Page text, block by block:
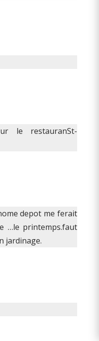
le restauranSt-
depot me ferait
…le printemps.faut
jardinage.